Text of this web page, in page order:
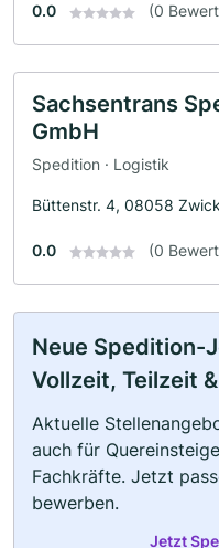
0.0 (0
Sachsentrans
GmbH
Spedition · Logistik
Büttenstr. 4, 08058
0.0 (0
Neue Spedition-
Vollzeit, Teilzeit
Aktuelle
auch für
Fachkräfte. Jetzt
bewerben.
Jetzt